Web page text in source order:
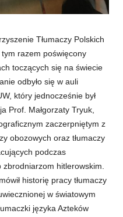
Tłumaczy Polskich
tym razem poświęcony
toczących się na świecie
odbyło się w auli
który jednocześnie był
Prof. Małgorzaty Tryuk,
zaczerpniętym z
obozowych oraz tłumaczy
podczas
hitlerowskim.
historię pracy tłumaczy
w światowym
języka Azteków